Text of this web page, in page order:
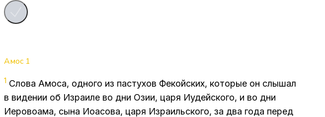
Амос 1
1 Сло­ва Амо­са, од­но­го из пас­ту­хов Фе­кой­ских, ко­то­рые он слы­шал
в ви­де­нии об Из­ра­и­ле во дни Озии, царя Иудей­ско­го, и во дни
Иеро­воама, сына Иоасо­ва, царя Из­ра­иль­ско­го, за два года пе­ред